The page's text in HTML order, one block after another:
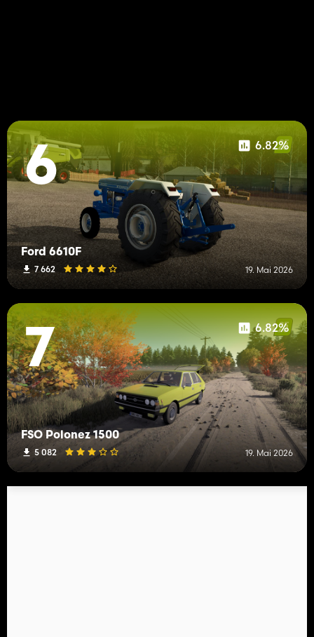
6 6.82%
Ford 6610F
7 662 19. Mai 2026
7 6.82%
FSO Polonez 1500
5 082 19. Mai 2026